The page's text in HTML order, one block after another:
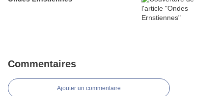
Commentaires
Ajouter un commentaire